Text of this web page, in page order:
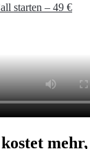
starten – 49 €